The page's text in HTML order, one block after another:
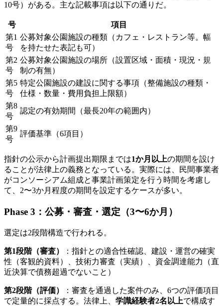
10号）がある。主な記載事項は以下の通りだ。
号
項目
第1
号
公募対象公園施設の種類（カフェ・レストラン等。幅
を持たせた表記も可）
第2
号
公募対象公園施設の場所（設置区域・面積・現況・規
制の有無）
第5
号
特定公園施設の建設に関する事項（整備施設の種類・
仕様・数量・費用負担上限額）
第8
号
認定の有効期間（最長20年の範囲内）
第9
号
評価基準（6項目）
指針の公示から計画提出期限までは1か月以上の期間を設け
ることが法律上の義務となっている。実際には、民間事業者
がコンソーシアム組成と事業計画策定を行う時間を考慮し
て、2〜3か月程度の期間を設定するケースが多い。
Phase 3：公募・審査・選定（3〜6か月）
選定は2段階構造で行われる。
第1段階（審査）
：指針との適合性確認、建設・運営の確実
性（客観的資料）、技術力審査（実績）、資金調達能力（直
近決算で債務超過でないこと）
第2段階（評価）
：審査を通過した案件のみ、6つの評価項目
で定量的に採点する。法律上、 学識経験者2名以上で構成す